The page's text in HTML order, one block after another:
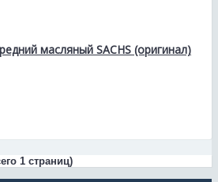
масляный SACHS (оригинал)
1 страниц)